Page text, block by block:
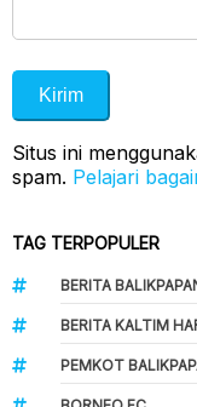
Situs ini
spam. Pelajari
TAG TERPOPULER
BERITA
BERITA KALTIM
PEMKOT